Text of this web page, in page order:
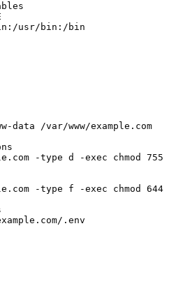
usr/bin:/bin
data /var/www/example.com
-type d -exec chmod
-type f -exec chmod